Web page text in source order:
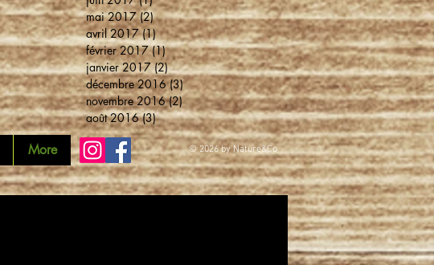
mai 2017 (2)2 posts
avril 2017 (1)1 post
février 2017 (1)1 post
janvier 2017 (2)2 posts
décembre 2016 (3)3 posts
novembre 2016 (2)2 posts
août 2016 (3)3 posts
More © 2026by Nature&Co